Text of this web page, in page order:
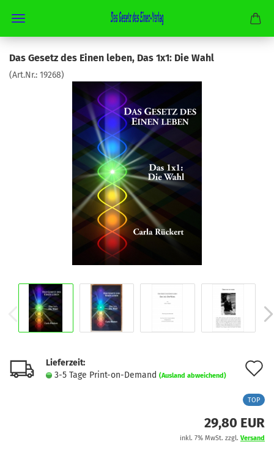
Das Gesetz des Einen leben, Das 1x1: Die Wahl
(Art.Nr.: 19268)
Lieferzeit:
3-5 Tage Print-on-Demand (Ausland abweichend)
TOP
29,80 EUR
inkl. 7% MwSt. zzgl. Versand